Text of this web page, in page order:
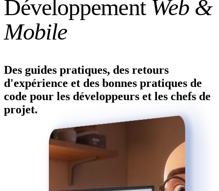
Développement Web &
Mobile
Des guides pratiques, des retours
d'expérience et des bonnes pratiques de
code pour les développeurs et les chefs de
projet.